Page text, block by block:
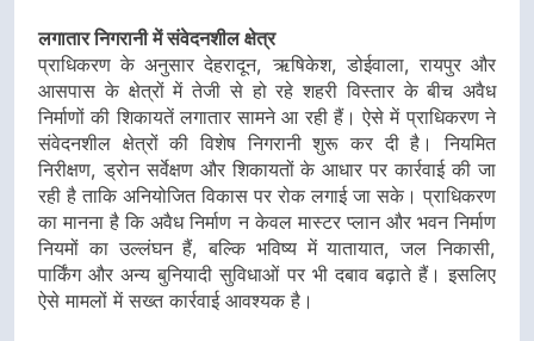
लगातार निगरानी में संवेदनशील क्षेत्र
प्राधिकरण के अनुसार देहरादून, ऋषिकेश, डोईवाला, रायपुर और
आसपास के क्षेत्रों में तेजी से हो रहे शहरी विस्तार के बीच अवैध
निर्माणों की शिकायतें लगातार सामने आ रही हैं। ऐसे में प्राधिकरण ने
संवेदनशील क्षेत्रों की विशेष निगरानी शुरू कर दी है। नियमित
निरीक्षण, ड्रोन सर्वेक्षण और शिकायतों के आधार पर कार्रवाई की जा
रही है ताकि अनियोजित विकास पर रोक लगाई जा सके। प्राधिकरण
का मानना है कि अवैध निर्माण न केवल मास्टर प्लान और भवन निर्माण
नियमों का उल्लंघन हैं, बल्कि भविष्य में यातायात, जल निकासी,
पार्किंग और अन्य बुनियादी सुविधाओं पर भी दबाव बढ़ाते हैं। इसलिए
ऐसे मामलों में सख्त कार्रवाई आवश्यक है।